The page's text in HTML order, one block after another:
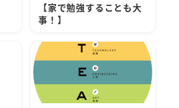
【家で勉強することも大
事！】